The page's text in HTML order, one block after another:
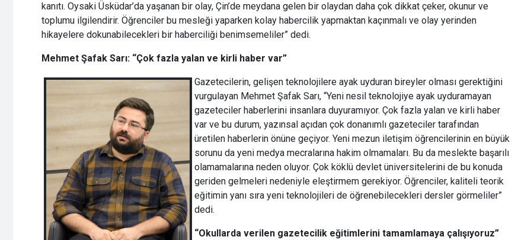
kanıtı. Oysaki Üsküdar’da yaşanan bir olay, Çin’de meydana gelen bir olaydan daha çok dikkat çeker, okunur ve
toplumu ilgilendirir. Öğrenciler bu mesleği yaparken kolay habercilik yapmaktan kaçınmalı ve olay yerinden
hikayelere dokunabilecekleri bir haberciliği benimsemeliler” dedi.
Mehmet Şafak Sarı: “Çok fazla yalan ve kirli haber var”
Gazetecilerin, gelişen teknolojilere ayak uyduran bireyler olması gerektiğini
vurgulayan Mehmet Şafak Sarı, “Yeni nesil teknolojiye ayak uyduramayan
gazeteciler haberlerini insanlara duyuramıyor. Çok fazla yalan ve kirli haber
var ve bu durum, yazınsal açıdan çok donanımlı gazeteciler tarafından
üretilen haberlerin önüne geçiyor. Yeni mezun iletişim öğrencilerinin en büyük
sorunu da yeni medya mecralarına hakim olmamaları. Bu da meslekte başarılı
olamamalarına neden oluyor. Çok köklü devlet üniversitelerini de bu konuda
geriden gelmeleri nedeniyle eleştirmem gerekiyor. Öğrenciler, kaliteli teorik
eğitimin yanı sıra yeni teknolojileri de öğrenebilecekleri dersler görmeliler”
dedi.
“Okullarda verilen gazetecilik eğitimlerini tamamlamaya çalışıyoruz”